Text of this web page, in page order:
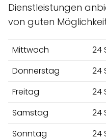
Dienstleistungen
von guten
Mittwoch
24
Donnerstag
24
Freitag
24
Samstag
24
Sonntag
24